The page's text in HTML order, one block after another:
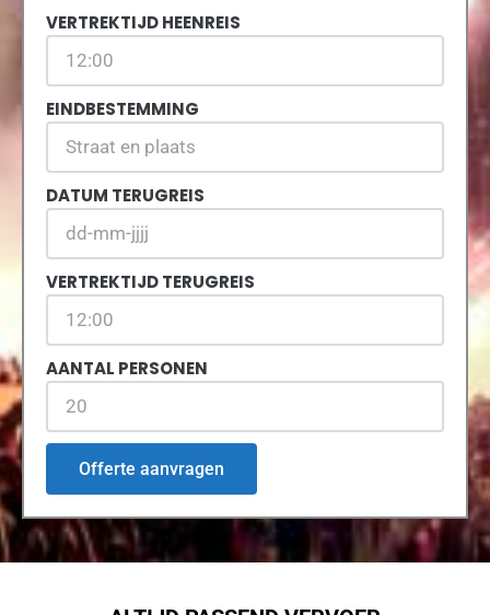
VERTREKTIJD HEENREIS
EINDBESTEMMING
DATUM TERUGREIS
VERTREKTIJD TERUGREIS
AANTAL PERSONEN
Offerte aanvragen